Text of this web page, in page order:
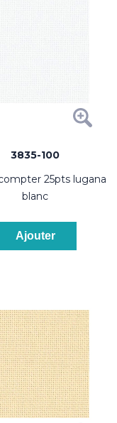
3835-100
blanc
Ajouter